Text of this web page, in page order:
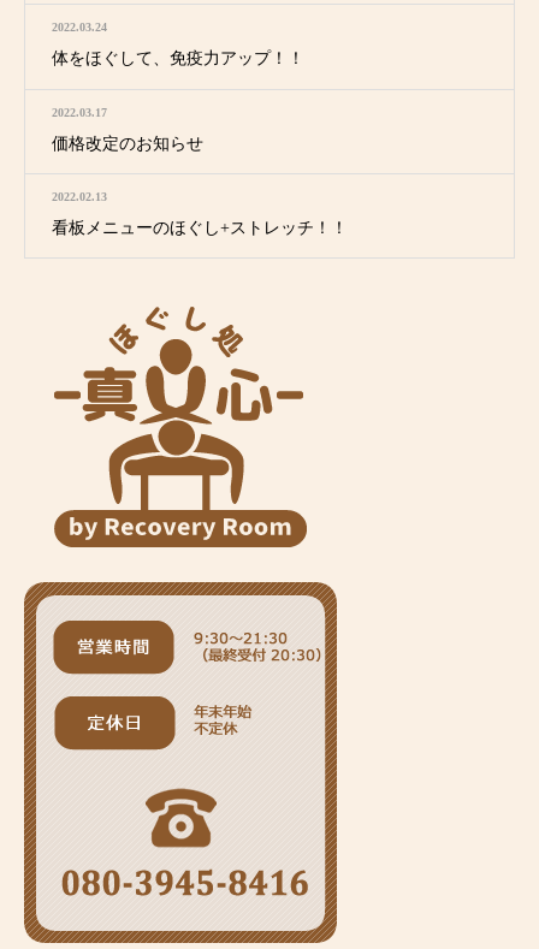
2022.03.24
体をほぐして、免疫力アップ！！
2022.03.17
価格改定のお知らせ
2022.02.13
看板メニューのほぐし+ストレッチ！！